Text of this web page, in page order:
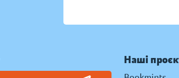
Наші